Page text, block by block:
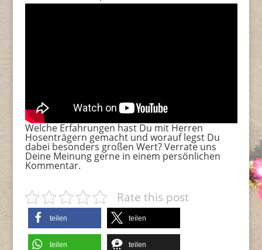
Welche Erfahrungen hast Du mit Herren
Hosenträgern gemacht und worauf legst Du
dabei besonders großen Wert? Verrate uns
Deine Meinung gerne in einem persönlichen
Kommentar.
Rate this post
teilen teilen
teilen teilen